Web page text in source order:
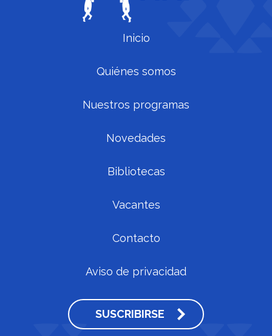
Inicio
Quiénes somos
Nuestros programas
Novedades
Bibliotecas
Vacantes
Contacto
Aviso de privacidad
SUSCRIBIRSE